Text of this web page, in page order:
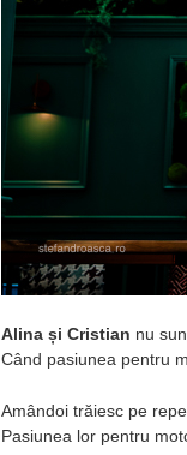
Alina și Cristian nu
Când pasiunea pentru
Amândoi trăiesc pe
Pasiunea lor pentru